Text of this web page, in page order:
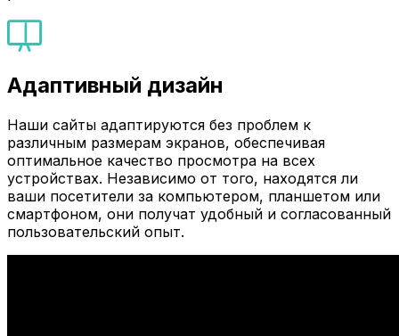
Адаптивный дизайн
Наши сайты адаптируются без проблем к
различным размерам экранов, обеспечивая
оптимальное качество просмотра на всех
устройствах. Независимо от того, находятся ли
ваши посетители за компьютером, планшетом или
смартфоном, они получат удобный и согласованный
пользовательский опыт.